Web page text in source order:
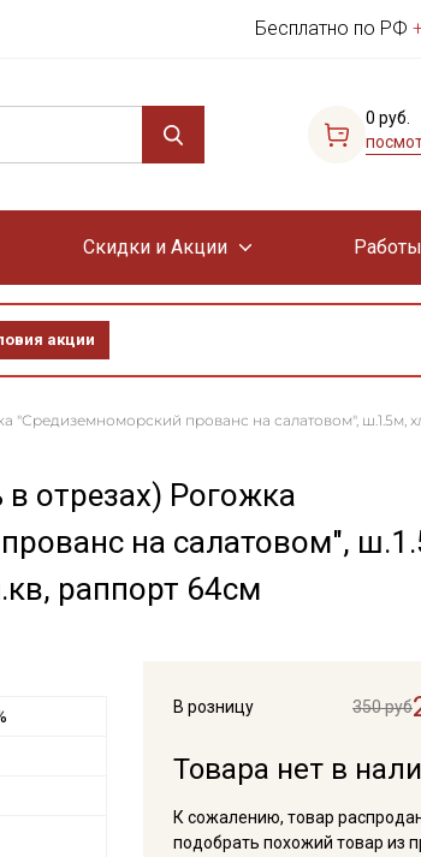
Бесплатно по РФ
0 руб.
Скидки и Акции
акции
"Средиземноморский прованс на салатовом", ш.1.5м,
отрезах) Рогожка
на салатовом",
раппорт 64см
В розницу 350 руб
Товара нет в
К сожалению, товар
подобрать похожий товар из